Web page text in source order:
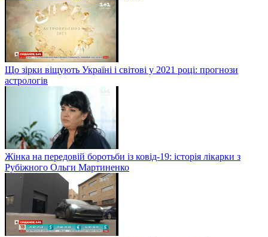
Що зірки віщують Україні і світові у 2021 році: прогнози
астрологів
Жінка на передовій боротьби із ковід-19: історія лікарки з
Рубіжного Ольги Мартиненко